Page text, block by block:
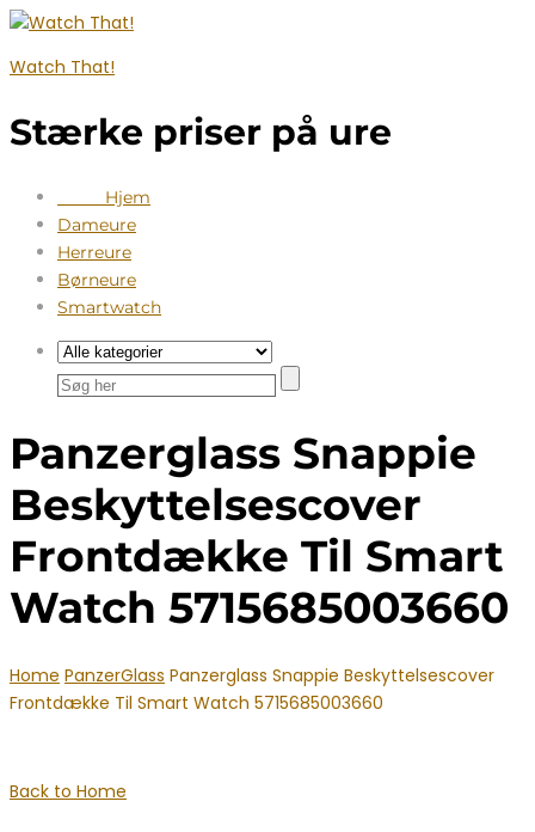
Watch That!
Stærke priser på ure
Hjem
Dameure
Herreure
Børneure
Smartwatch
Panzerglass Snappie
Beskyttelsescover
Frontdække Til Smart
Watch 5715685003660
Home PanzerGlass Panzerglass Snappie Beskyttelsescover
Frontdække Til Smart Watch 5715685003660
Back to Home